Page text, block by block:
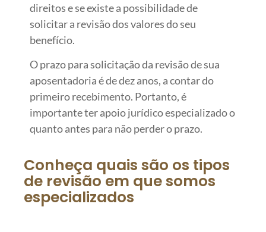
direitos e se existe a possibilidade de
solicitar a revisão dos valores do seu
benefício.
O prazo para solicitação da revisão de sua
aposentadoria é de dez anos, a contar do
primeiro recebimento. Portanto, é
importante ter apoio jurídico especializado o
quanto antes para não perder o prazo.
Conheça quais são os tipos
de revisão em que somos
especializados